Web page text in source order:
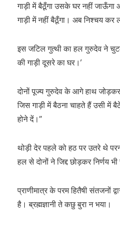
गाड़ी में बैठूँगा उसके घर नहीं
गाड़ी में नहीं बैठूँगा। अब निश्चय कर
इस जटिल गुत्थी का हल गुरुदेव ने
की गाड़ी दूसरे का घर।’
दोनों पूज्य गुरुदेव के आगे हाथ
जिस गाड़ी में बैठना चाहते हैं उसी में
होने दें।”
थोड़ी देर पहले को हठ पर उतरे थे
हल से दोनों ने जिद्द छोड़कर निर्णय
प्राणीमात्र के परम हितैषी संतजनों
है। ब्रह्मज्ञानी ते कछु बुरा न भया।